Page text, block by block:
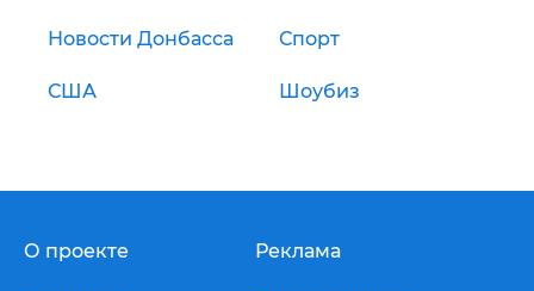
Новости Донбасса Спорт
США Шоубиз
О проекте Реклама